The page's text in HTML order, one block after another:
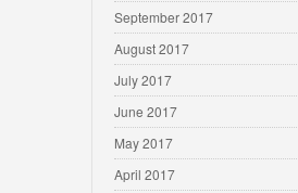
September 2017
August 2017
July 2017
June 2017
May 2017
April 2017